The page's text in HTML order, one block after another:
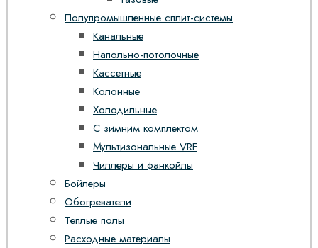
Полупромышленные сплит-системы
Канальные
Напольно-потолочные
Кассетные
Колонные
Холодильные
С зимним комплектом
Мультизональные VRF
Чиллеры и фанкойлы
Бойлеры
Обогреватели
Теплые полы
Расходные материалы